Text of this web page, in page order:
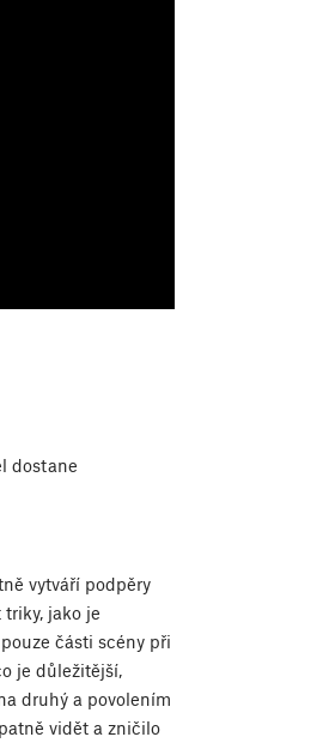
dostane
vytváří podpěry
jako je
části scény při
je důležitější,
druhý a povolením
vidět a zničilo